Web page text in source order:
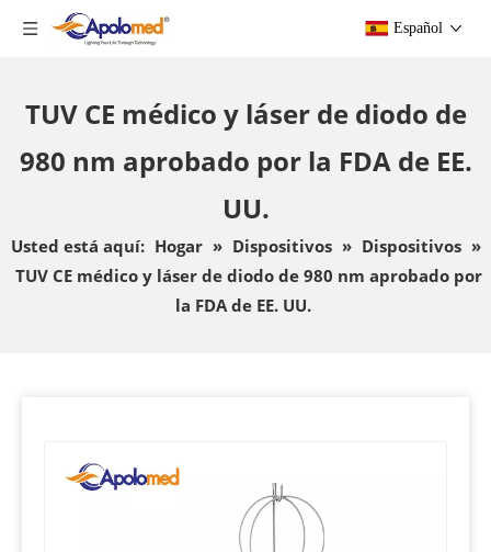
Español
TUV CE médico y láser de diodo de
980 nm aprobado por la FDA de EE.
UU.
Usted está aquí: Hogar » Dispositivos » Dispositivos »
TUV CE médico y láser de diodo de 980 nm aprobado por
la FDA de EE. UU.